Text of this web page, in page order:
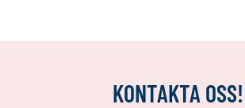
KONTAKTA OSS!